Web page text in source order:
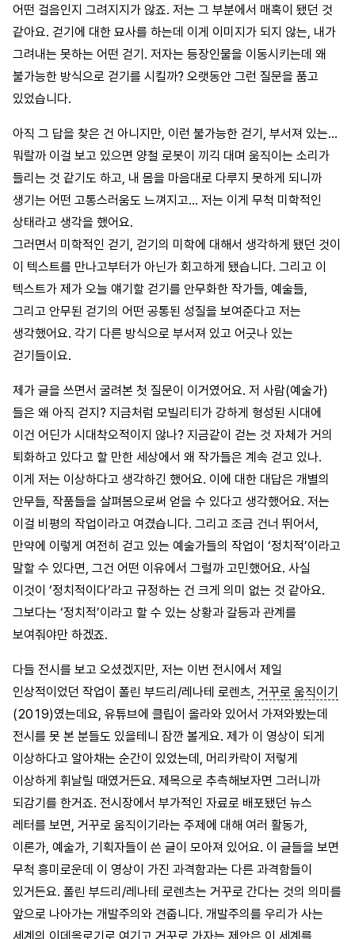
어떤 걸음인지 그려지지가 않죠. 저는 그 부분에서 매혹이 됐던 것
같아요. 걷기에 대한 묘사를 하는데 이게 이미지가 되지 않는, 내가
그려내는 못하는 어떤 걷기. 저자는 등장인물을 이동시키는데 왜
불가능한 방식으로 걷기를 시킬까? 오랫동안 그런 질문을 품고
있었습니다.
아직 그 답을 찾은 건 아니지만, 이런 불가능한 걷기, 부서져 있는…
뭐랄까 이걸 보고 있으면 양철 로봇이 끼긱 대며 움직이는 소리가
들리는 것 같기도 하고, 내 몸을 마음대로 다루지 못하게 되니까
생기는 어떤 고통스러움도 느껴지고… 저는 이게 무척 미학적인
상태라고 생각을 했어요.
그러면서 미학적인 걷기, 걷기의 미학에 대해서 생각하게 됐던 것이
이 텍스트를 만나고부터가 아닌가 회고하게 됐습니다. 그리고 이
텍스트가 제가 오늘 얘기할 걷기를 안무화한 작가들, 예술들,
그리고 안무된 걷기의 어떤 공통된 성질을 보여준다고 저는
생각했어요. 각기 다른 방식으로 부서져 있고 어긋나 있는
걷기들이요.
제가 글을 쓰면서 굴려본 첫 질문이 이거였어요. 저 사람(예술가)
들은 왜 아직 걷지? 지금처럼 모빌리티가 강하게 형성된 시대에
이건 어딘가 시대착오적이지 않나? 지금같이 걷는 것 자체가 거의
퇴화하고 있다고 할 만한 세상에서 왜 작가들은 계속 걷고 있나.
이게 저는 이상하다고 생각하긴 했어요. 이에 대한 대답은 개별의
안무들, 작품들을 살펴봄으로써 얻을 수 있다고 생각했어요. 저는
이걸 비평의 작업이라고 여겼습니다. 그리고 조금 건너 뛰어서,
만약에 이렇게 여전히 걷고 있는 예술가들의 작업이 ‘정치적’이라고
말할 수 있다면, 그건 어떤 이유에서 그럴까 고민했어요. 사실
이것이 ‘정치적이다’라고 규정하는 건 크게 의미 없는 것 같아요.
그보다는 ‘정치적’이라고 할 수 있는 상황과 갈등과 관계를
보여줘야만 하겠죠.
다들 전시를 보고 오셨겠지만, 저는 이번 전시에서 제일
인상적이었던 작업이 폴린 부드리/레나테 로렌츠, 거꾸로 움직이기
(2019)였는데요, 유튜브에 클립이 올라와 있어서 가져와봤는데
전시를 못 본 분들도 있을테니 잠깐 볼게요. 제가 이 영상이 되게
이상하다고 알아채는 순간이 있었는데, 머리카락이 저렇게
이상하게 휘날릴 때였거든요. 제목으로 추측해보자면 그러니까
되감기를 한거죠. 전시장에서 부가적인 자료로 배포됐던 뉴스
레터를 보면, 거꾸로 움직이기라는 주제에 대해 여러 활동가,
이론가, 예술가, 기획자들이 쓴 글이 모아져 있어요. 이 글들을 보면
무척 흥미로운데 이 영상이 가진 과격함과는 다른 과격함들이
있거든요. 폴린 부드리/레나테 로렌츠는 거꾸로 간다는 것의 의미를
앞으로 나아가는 개발주의와 견줍니다. 개발주의를 우리가 사는